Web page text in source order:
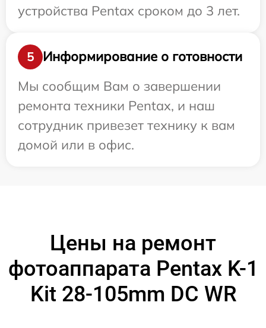
устройства Pentax сроком до 3 лет.
5
Информирование о готовности
Мы сообщим Вам о завершении
ремонта техники Pentax, и наш
сотрудник привезет технику к вам
домой или в офис.
Цены на ремонт
фотоаппарата Pentax K-1
Kit 28-105mm DC WR